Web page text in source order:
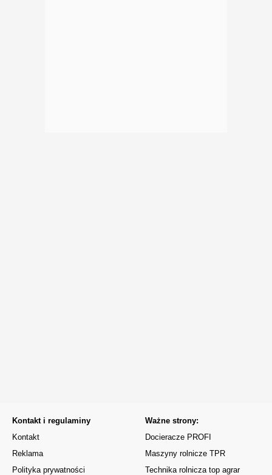
Kontakt i regulaminy
Kontakt
Reklama
Polityka prywatności
Ważne strony:
Docieracze PROFI
Maszyny rolnicze TPR
Technika rolnicza top agrar